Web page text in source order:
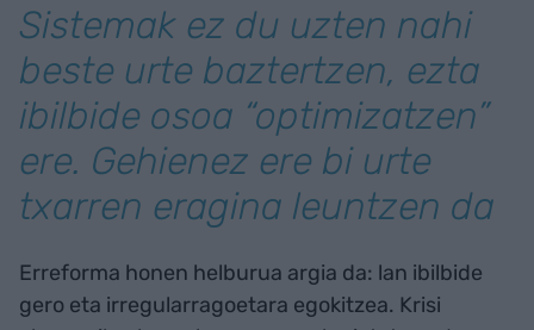
Sistemak ez du uzten nahi
beste urte baztertzen, ezta
ibilbide osoa “optimizatzen”
ere. Gehienez ere bi urte
txarren eragina leuntzen da
Erreforma honen helburua argia da: lan ibilbide
gero eta irregularragoetara egokitzea. Krisi